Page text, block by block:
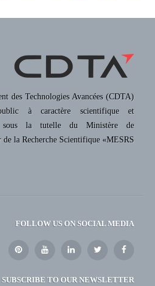
des Technologies Avancées (CDTA)
à caractère scientifique et
sous la tutelle du Ministère de
la Recherche Scientifique «MESRS».
FOLLOW US ON SOCIAL MEDIA
SUBSCRIBE TO OUR NEWSLETTER